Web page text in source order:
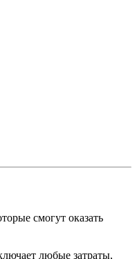
смогут оказать
любые затраты,